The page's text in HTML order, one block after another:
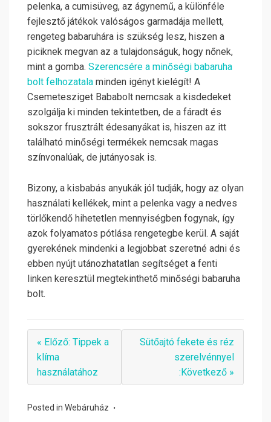
pelenka, a cumisüveg, az ágynemű, a különféle
fejlesztő játékok valóságos garmadája mellett,
rengeteg babaruhára is szükség lesz, hiszen a
piciknek megvan az a tulajdonságuk, hogy nőnek,
mint a gomba. Szerencsére a minőségi babaruha
bolt felhozatala minden igényt kielégít! A
Csemetesziget Bababolt nemcsak a kisdedeket
szolgálja ki minden tekintetben, de a fáradt és
sokszor frusztrált édesanyákat is, hiszen az itt
található minőségi termékek nemcsak magas
színvonalúak, de jutányosak is.
Bizony, a kisbabás anyukák jól tudják, hogy az olyan
használati kellékek, mint a pelenka vagy a nedves
törlőkendő hihetetlen mennyiségben fogynak, így
azok folyamatos pótlása rengetegbe kerül. A saját
gyerekének mindenki a legjobbat szeretné adni és
ebben nyújt utánozhatatlan segítséget a fenti
linken keresztül megtekinthető minőségi babaruha
bolt.
« Előző: Tippek a
klíma
használatához
Sütőajtó fekete és réz
szerelvénnyel
:Következő »
Posted in Webáruház